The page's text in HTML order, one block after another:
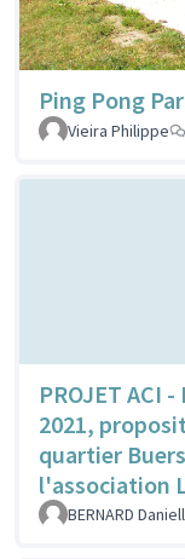
Ping Pong
Vieira Philippe
PROJET ACI
2021,
quartier
l'association
BERNARD